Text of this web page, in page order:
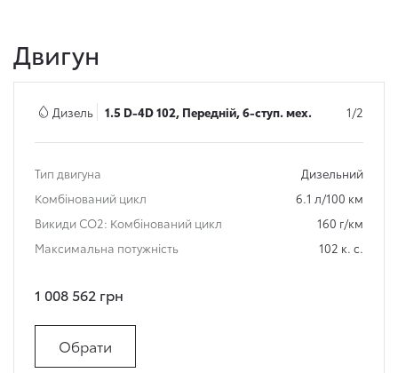
Двигун
Дизель 1.5 D-4D 102, Передній, 6-ступ. мех. 1/2
Тип двигуна
Дизельний
Комбінований цикл
6.1 л/100 км
Викиди СО2: Комбінований цикл
160 г/км
Максимальна потужність
102 к. с.
1 008 562 грн
Обрати